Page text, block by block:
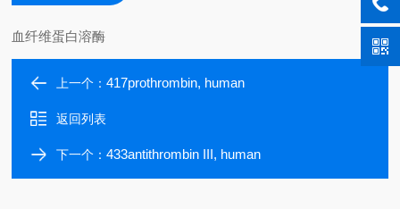
血纤维蛋白溶酶
上一个：417prothrombin, human
返回列表
下一个：433antithrombin III, human